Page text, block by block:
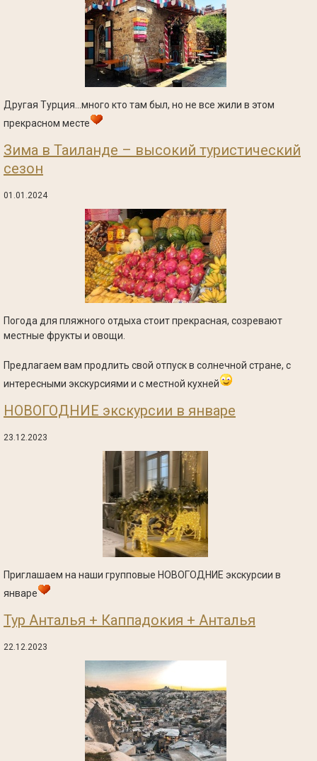
Другая Турция...много кто там был, но не все жили в этом
прекрасном месте
Зима в Таиланде – высокий туристический
сезон
01.01.2024
Погода для пляжного отдыха стоит прекрасная, созревают
местные фрукты и овощи.
Предлагаем вам продлить свой отпуск в солнечной стране, с
интересными экскурсиями и с местной кухней
НОВОГОДНИЕ экскурсии в январе
23.12.2023
Приглашаем на наши групповые НОВОГОДНИЕ экскурсии в
январе
Тур Анталья + Каппадокия + Анталья
22.12.2023